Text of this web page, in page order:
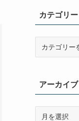
カテゴリー
ーアーカイブ